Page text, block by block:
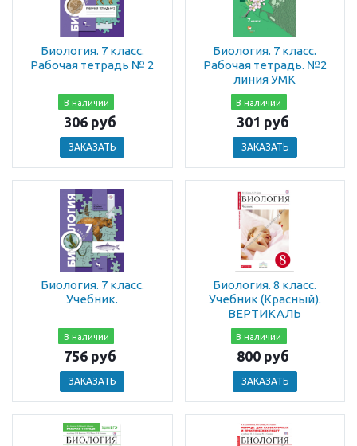
Биология. 7 класс.
Рабочая тетрадь № 2
В наличии
306 руб
ЗАКАЗАТЬ
Биология. 7 класс.
Рабочая тетрадь. №2
линия УМК
В наличии
301 руб
ЗАКАЗАТЬ
Биология. 7 класс.
Учебник.
В наличии
756 руб
ЗАКАЗАТЬ
Биология. 8 класс.
Учебник (Красный).
ВЕРТИКАЛЬ
В наличии
800 руб
ЗАКАЗАТЬ